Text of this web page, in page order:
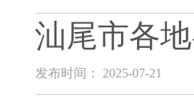
汕尾市各
发布时间： 2025-07-21